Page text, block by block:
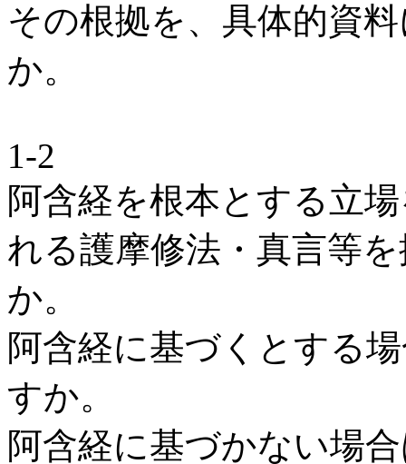
その根拠を、具体的資
か。
1-2
阿含経を根本とする立
れる護摩修法・真言等
か。
阿含経に基づくとする
すか。
阿含経に基づかない場